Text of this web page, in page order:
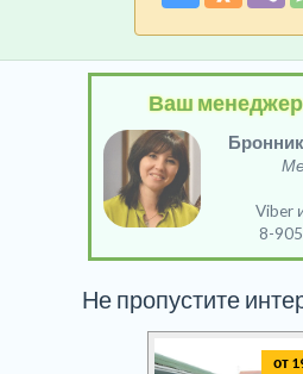
Ваш менеджер
Viber
8-
Не пропустите
от